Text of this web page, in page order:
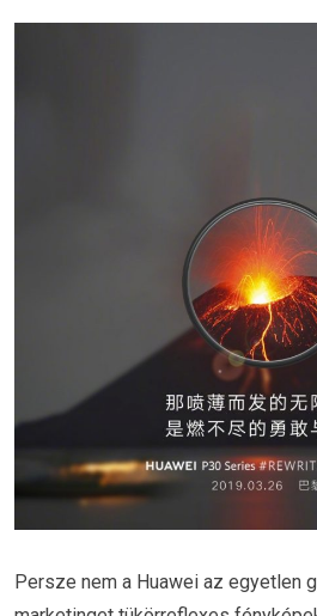
Persze nem a Huawei az egyetlen